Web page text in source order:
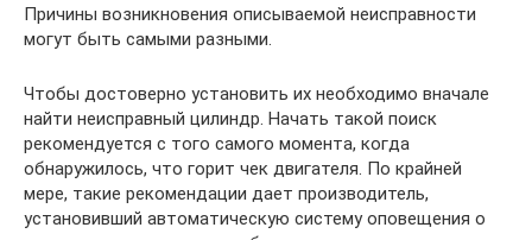
Причины возникновения описываемой неисправности
могут быть самыми разными.
Чтобы достоверно установить их необходимо вначале
найти неисправный цилиндр. Начать такой поиск
рекомендуется с того самого момента, когда
обнаружилось, что горит чек двигателя. По крайней
мере, такие рекомендации дает производитель,
установивший автоматическую систему оповещения о